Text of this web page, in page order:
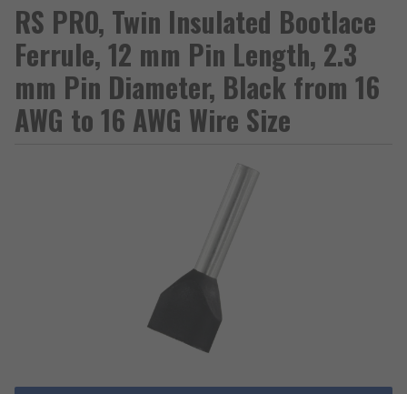
RS PRO, Twin Insulated Bootlace
Ferrule, 12 mm Pin Length, 2.3
mm Pin Diameter, Black from 16
AWG to 16 AWG Wire Size